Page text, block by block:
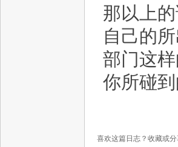
那以上
自己的
部门这
你所碰到
喜欢这篇日志？收藏或分